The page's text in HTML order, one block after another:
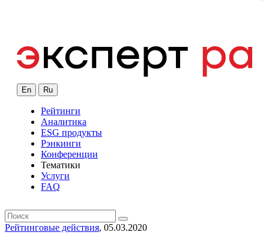
En Ru
Рейтинги
Аналитика
ESG продукты
Рэнкинги
Конференции
Тематики
Услуги
FAQ
Рейтинговые действия, 05.03.2020